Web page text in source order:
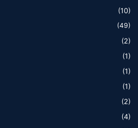
(10)
(49)
(2)
(1)
(1)
(1)
(2)
(4)